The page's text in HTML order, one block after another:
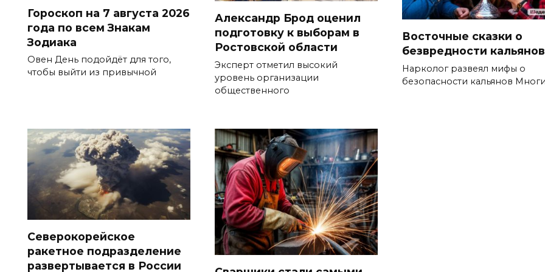
Гороскоп на 7 августа 2026
года по всем Знакам
Зодиака
Овен День подойдёт для того,
чтобы выйти из привычной
Александр Брод оценил
подготовку к выборам в
Ростовской области
Эксперт отметил высокий
уровень организации
общественного
Восточные сказки о
безвредности кальянов
Нарколог развеял мифы о
безопасности кальянов
Северокорейское
ракетное подразделение
развертывается в России